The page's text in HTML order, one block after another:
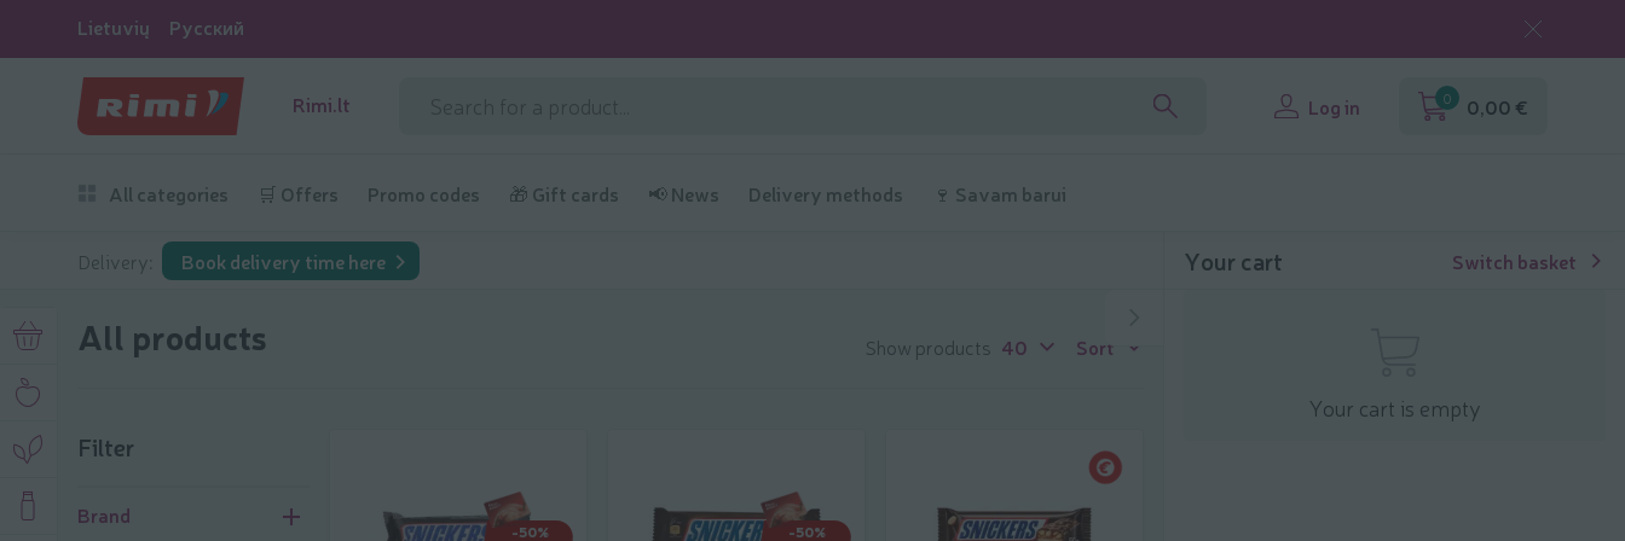
Lietuvių Русский
Rimi.lt Log in 0 0,00 €
All categories 🛒 Offers Promo codes 🎁 Gift cards 📢 News Delivery methods 🍷 Savam barui
Delivery: Book delivery time here
All products Show products 40 Sort
Filter
Brand
-50% -50%
Your cart Switch basket
Your cart is empty